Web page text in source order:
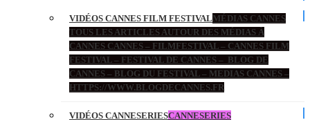
VIDÉOS CANNES FILM FESTIVALMÉDIAS CANNES
TOUS LES ARTICLES AUTOUR DES MÉDIAS À
CANNES CANNES – FILMFESTIVAL – CANNES FILM
FESTIVAL – FESTIVAL DE CANNES – BLOG DE
CANNES – BLOG DU FESTIVAL – MEDIAS CANNES –
HTTPS://WWW.BLOGDECANNES.FR
VIDÉOS CANNESERIESCANNESERIES